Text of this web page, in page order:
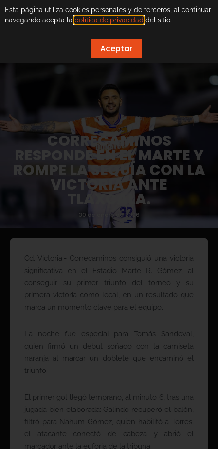
CORRECAMINOS
RESPONDE EN EL MARTE Y
ROMPE LA SEQUÍA CON LA
VICTORIA ANTE
TLAXCALA.
30 de enero de 2026
Cd. Victoria.- Correcaminos consiguió una victoria
significativa en el Estadio Marte R. Gómez, al
conseguir su primer triunfo del torneo y su
primera victoria como local, en un resultado que
marca un momento clave para el equipo.
La noche fue especial para Tomás Sandoval,
quien firmó un debut soñado con la camiseta
naranja al marcar un doblete que encaminó el
triunfo.
El primer gol llegó temprano, al minuto 6, tras una
jugada bien elaborada: Galindo recuperó el balón,
filtró para Nahum Gómez, quien habilitó a Torres;
el atacante conectó de cabeza y abrió el
marcador ante la euforia de la tribuna.
Esta página utiliza cookies personales y de terceros, al continuar
navegando acepta la política de privacidad del sitio.
Aceptar